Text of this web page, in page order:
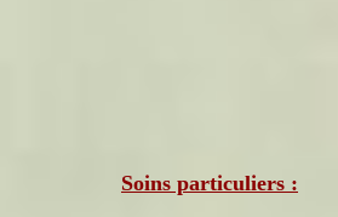
Soins particuliers :